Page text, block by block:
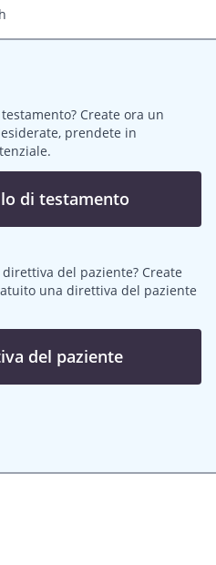
Create ora un
prendete in
di testamento
del paziente? Create
una direttiva del paziente
del paziente